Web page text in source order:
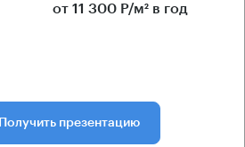
от 11 300 Р/м² в год
Получить презентацию